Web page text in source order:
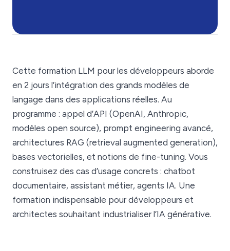
Cette formation LLM pour les développeurs aborde
en 2 jours l’intégration des grands modèles de
langage dans des applications réelles. Au
programme : appel d’API (OpenAI, Anthropic,
modèles open source), prompt engineering avancé,
architectures RAG (retrieval augmented generation),
bases vectorielles, et notions de fine-tuning. Vous
construisez des cas d’usage concrets : chatbot
documentaire, assistant métier, agents IA. Une
formation indispensable pour développeurs et
architectes souhaitant industrialiser l’IA générative.